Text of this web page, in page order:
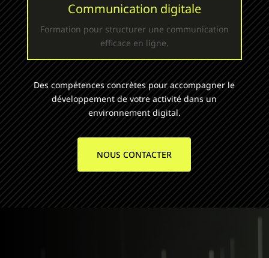
Communication digitale
Formation pour structurer une communication
efficace en ligne.
Des compétences concrètes pour accompagner le
développement de votre activité dans un
environnement digital.
NOUS CONTACTER